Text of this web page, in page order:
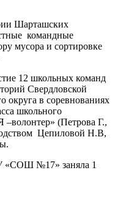
Шарташских
командные
мусора и сортировке
12 школьных команд
Свердловской
округа в соревнованиях
школьного
(Петрова Г.,
Цепиловой Н.В,
«СОШ №17» заняла 1